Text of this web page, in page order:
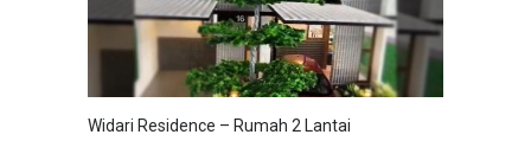
Widari Residence – Rumah 2 Lantai